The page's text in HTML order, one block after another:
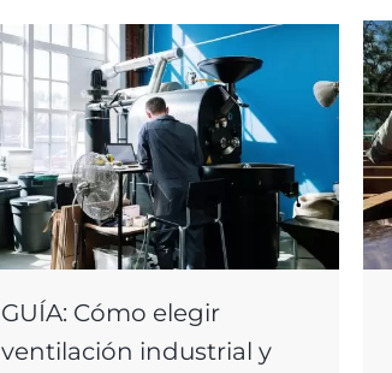
GUÍA: Cómo elegir
ventilación industrial y